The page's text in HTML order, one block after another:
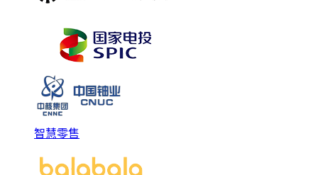
智慧零售